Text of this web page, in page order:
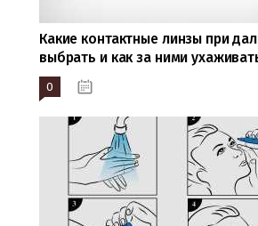
Какие контактные линзы при
выбрать и как за ними
0